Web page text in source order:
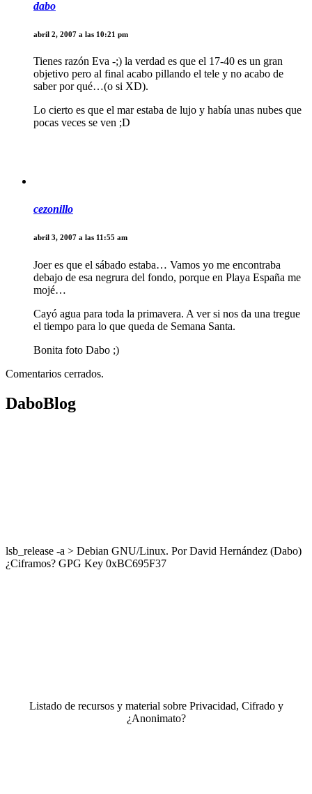
dabo
abril 2, 2007 a las 10:21 pm
Tienes razón Eva -;) la verdad es que el 17-40 es un gran
objetivo pero al final acabo pillando el tele y no acabo de
saber por qué…(o si XD).
Lo cierto es que el mar estaba de lujo y había unas nubes que
pocas veces se ven ;D
cezonillo
abril 3, 2007 a las 11:55 am
Joer es que el sábado estaba… Vamos yo me encontraba
debajo de esa negrura del fondo, porque en Playa España me
mojé…
Cayó agua para toda la primavera. A ver si nos da una tregue
el tiempo para lo que queda de Semana Santa.
Bonita foto Dabo ;)
Comentarios cerrados.
DaboBlog
lsb_release -a > Debian GNU/Linux. Por David Hernández (Dabo)
¿Ciframos? GPG Key 0xBC695F37
Listado de recursos y material sobre Privacidad, Cifrado y
¿Anonimato?